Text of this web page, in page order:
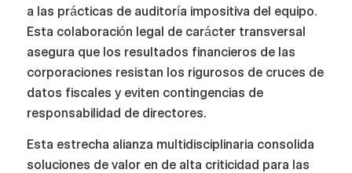
a las prácticas de auditoría impositiva del equipo.
Esta colaboración legal de carácter transversal
asegura que los resultados financieros de las
corporaciones resistan los rigurosos de cruces de
datos fiscales y eviten contingencias de
responsabilidad de directores.
Esta estrecha alianza multidisciplinaria consolida
soluciones de valor en de alta criticidad para las